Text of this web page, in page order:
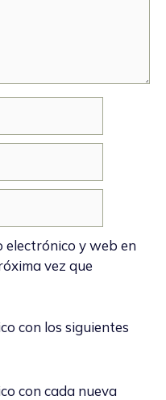
electrónico y web en
vez que
con los siguientes
con cada nueva